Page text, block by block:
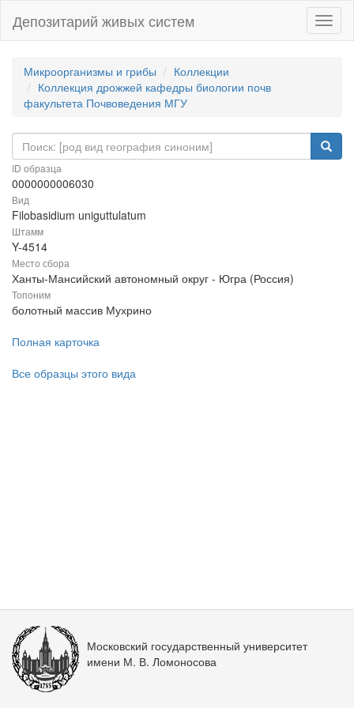
Депозитарий живых систем
Микроорганизмы и грибы
Коллекции
Коллекция дрожжей кафедры биологии почв
факультета Почвоведения МГУ
ID образца
0000000006030
Вид
Filobasidium uniguttulatum
Штамм
Y-4514
Место сбора
Ханты-Мансийский автономный округ - Югра (Россия)
Топоним
болотный массив Мухрино
Полная карточка
Все образцы этого вида
Московский государственный университет
имени М. В. Ломоносова